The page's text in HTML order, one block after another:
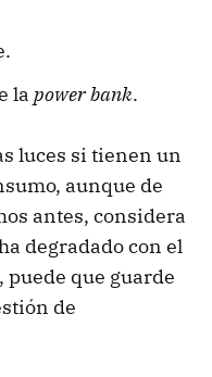
la power bank.
luces si tienen un
aunque de
antes, considera
degradado con el
puede que guarde
de